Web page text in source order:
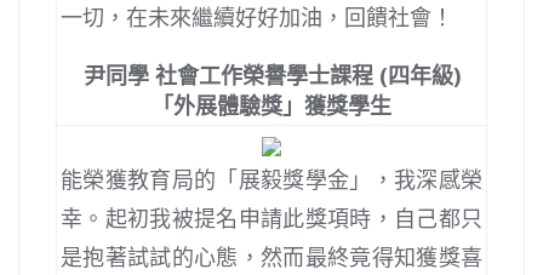
一切，在未來繼續好好加油，回饋社會！
尹同學 社會工作榮譽學士課程 (四年級)
「外展體驗獎」獲獎學生
能榮獲教育局的「展毅獎學金」，我深感榮
幸。起初我被提名申請此獎項時，自己都只
是抱著試試的心態，然而最終竟得知獲獎喜